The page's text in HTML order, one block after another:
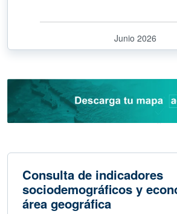
Junio 2026
Consulta de indicadores
sociodemográficos y
área geográfica